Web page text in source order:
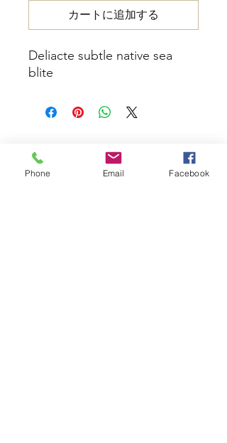
カートに追加する
Deliacte subtle native sea
blite
Phone Email Facebook